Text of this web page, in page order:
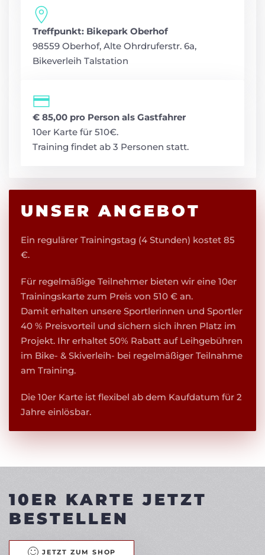
Treffpunkt: Bikepark Oberhof
98559 Oberhof, Alte Ohrdruferstr. 6a,
Bikeverleih Talstation
€ 85,00 pro Person als Gastfahrer
10er Karte für 510€.
Training findet ab 3 Personen statt.
UNSER ANGEBOT
Ein regulärer Trainingstag (4 Stunden) kostet 85
€.
Für regelmäßige Teilnehmer bieten wir eine 10er
Trainingskarte zum Preis von 510 € an.
Damit erhalten unsere Sportlerinnen und Sportler
40 % Preisvorteil und sichern sich ihren Platz im
Projekt. Ihr erhaltet 50% Rabatt auf Leihgebühren
im Bike- & Skiverleih- bei regelmäßiger Teilnahme
am Training.
Die 10er Karte ist flexibel ab dem Kaufdatum für 2
Jahre einlösbar.
10ER KARTE JETZT
BESTELLEN
JETZT ZUM SHOP